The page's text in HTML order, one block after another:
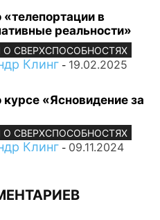
в
реальности»
СВЕРХСПОСОБНОСТЯХ
Клинг - 19.02.2025
«Ясновидение за
СВЕРХСПОСОБНОСТЯХ
Клинг - 09.11.2024